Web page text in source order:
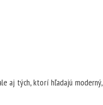
aj tých, ktorí hľadajú moderný,